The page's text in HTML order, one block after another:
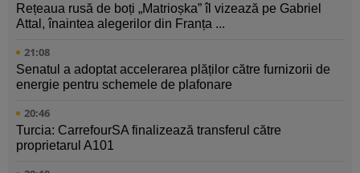
Rețeaua rusă de boți „Matrioșka” îl vizează pe Gabriel
Attal, înaintea alegerilor din Franța ...
21:08
Senatul a adoptat accelerarea plăților către furnizorii de
energie pentru schemele de plafonare
20:46
Turcia: CarrefourSA finalizează transferul către
proprietarul A101